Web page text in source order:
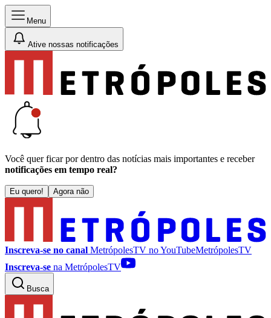
Menu
Ative nossas notificações
Você quer ficar por dentro das notícias mais importantes e receber
notificações em tempo real?
Eu quero! Agora não
Inscreva-se no canal MetrópolesTV noYouTubeMetrópolesTV
Inscreva-se na MetrópolesTV
Busca